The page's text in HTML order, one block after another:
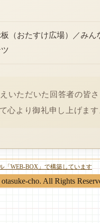
（おたすけ広場）／み
いただいた回答者の皆
心より御礼申し上げま
「WEB-BOX」で構築しています
cho. All Rights